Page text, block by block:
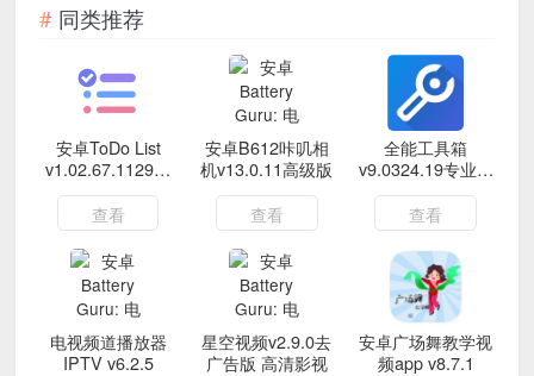
同类推荐
安卓ToDo List
v1.02.67.1129高
级版
查看
安卓B612咔叽相
机v13.0.11高级版
查看
全能工具箱
v9.0324.19专业版
手机管理工具
查看
电视频道播放器
IPTV v6.2.5
星空视频v2.9.0去
广告版 高清影视
安卓广场舞教学视
频app v8.7.1